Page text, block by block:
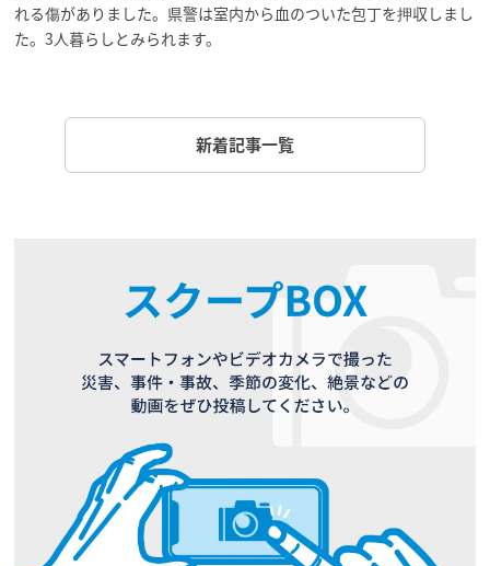
れる傷がありました。県警は室内から血のついた包丁を押収しまし
た。3人暮らしとみられます。
新着記事一覧